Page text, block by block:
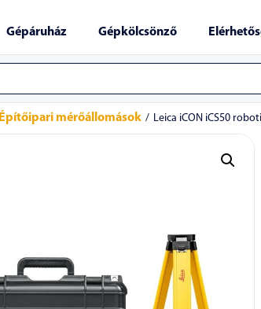
Gépáruház Gépkölcsönző
Építőipari mérőállomások / Leica iCON iCS50